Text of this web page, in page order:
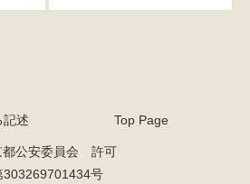
記述 Top Page
都公安委員会 許可
303269701434号